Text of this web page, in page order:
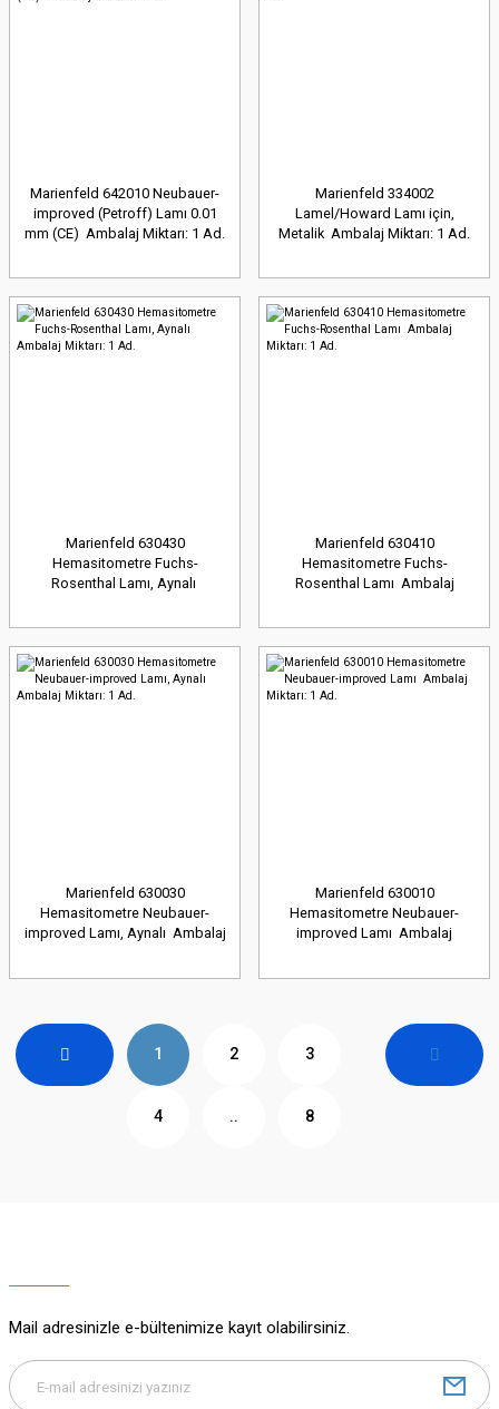
Marienfeld 642010 Neubauer-
improved (Petroff) Lamı 0.01
mm (CE) Ambalaj Miktarı: 1 Ad.
Marienfeld 334002
Lamel/Howard Lamı için,
Metalik Ambalaj Miktarı: 1 Ad.
Marienfeld 630430
Hemasitometre Fuchs-
Rosenthal Lamı, Aynalı
Marienfeld 630410
Hemasitometre Fuchs-
Rosenthal Lamı Ambalaj
Marienfeld 630030
Hemasitometre Neubauer-
improved Lamı, Aynalı Ambalaj
Marienfeld 630010
Hemasitometre Neubauer-
improved Lamı Ambalaj
1 2 3
4 .. 8
Mail adresinizle e-bültenimize kayıt olabilirsiniz.